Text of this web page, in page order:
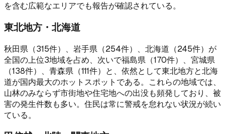
を含む広範なエリアでも報告が確認されている。
東北地方・北海道
秋田県（315件）、岩手県（254件）、北海道（245件）が
全国の上位3地域を占め、次いで福島県（170件）、宮城県
（138件）、青森県（111件）と、依然として東北地方と北海
道が国内最大のホットスポットである。これらの地域では、
山林のみならず市街地や住宅地への出没も頻発しており、被
害の発生件数も多い。住民は常に警戒を怠れない状況が続い
ている。